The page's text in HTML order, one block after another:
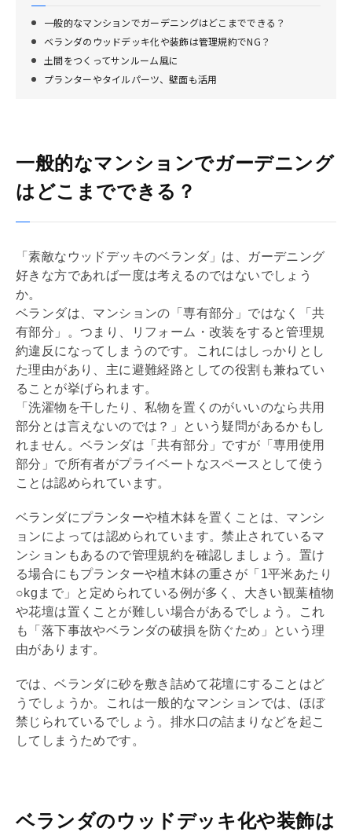
一般的なマンションでガーデニングはどこまでできる？
ベランダのウッドデッキ化や装飾は管理規約でNG？
土間をつくってサンルーム風に
プランターやタイルパーツ、壁面も活用
一般的なマンションでガーデニング
はどこまでできる？
「素敵なウッドデッキのベランダ」は、ガーデニング
好きな方であれば一度は考えるのではないでしょう
か。
ベランダは、マンションの「専有部分」ではなく「共
有部分」。つまり、
リフォーム ・改装をすると管理規
約違反になってしまうのです。これにはしっかりとし
た理由があり、主に避難経路としての役割も兼ねてい
ることが挙げられます。
「洗濯物を干したり、私物を置くのがいいのなら共用
部分とは言えないのでは？」という疑問があるかもし
れません。ベランダは「共有部分」ですが「専用使用
部分」で所有者がプライベートなスペースとして使う
ことは認められています。
ベランダにプランターや植木鉢を置くことは、マンシ
ョンによっては認められています。禁止されているマ
ンションもあるので管理規約を確認しましょう。置け
る場合にもプランターや植木鉢の重さが「1平米あたり
○kgまで」と定められている例が多く、大きい観葉植物
や花壇は置くことが難しい場合があるでしょう。これ
も「落下事故やベランダの破損を防ぐため」という理
由があります。
では、ベランダに砂を敷き詰めて花壇にすることはど
うでしょうか。これは一般的なマンションでは、ほぼ
禁じられているでしょう。排水口の詰まりなどを起こ
してしまうためです。
ベランダのウッドデッキ化や装飾は